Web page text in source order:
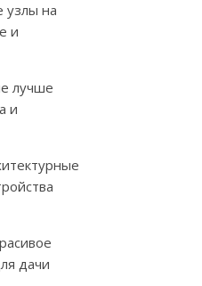
на
и
лучше
и
дачи